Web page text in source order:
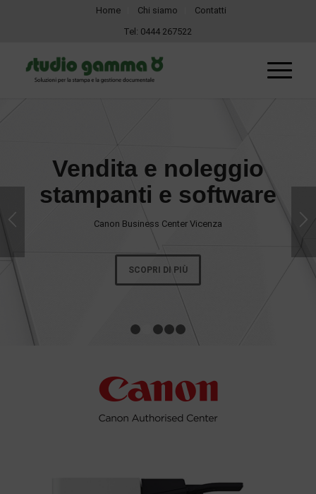
Home Chi siamo
Contatti
Tel: 0444 267522
Vendita e noleggio
stampanti e software
Canon Business Center Vicenza
SCOPRI DI PIÙ